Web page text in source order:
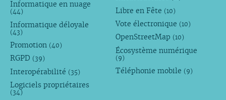
Informatique en nuage
(44)
Informatique déloyale
(43)
Promotion (40)
RGPD (39)
Interopérabilité (35)
Logiciels propriétaires
(34)
Libre en Fête (10)
Vote électronique (10)
OpenStreetMap (10)
Écosystème numérique
(9)
Téléphonie mobile (9)